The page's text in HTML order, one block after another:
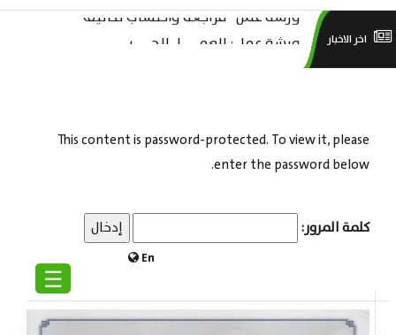
En
☰
التقديم الالكترونى
اخر الاخبار
ورشة عمل “مراجعة واحتساب تكاليف
بدء ومزاولة وإنهاء الأعمال الاقتصادية
ورشة عمل : العمـــــل الحـــــر
This content is password-protected. To view it, please
enter the password below.
كلمة المرور: